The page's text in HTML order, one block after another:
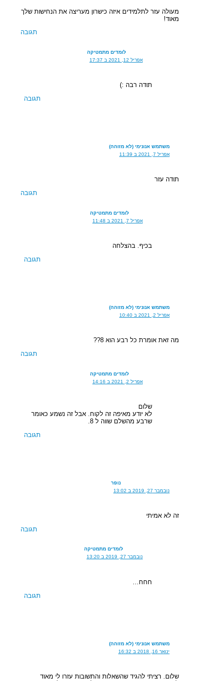
מעולה עזר לתלמידים איזה כישרון מעריצה את הנחישות שלך
מאוד!
תגובה
לומדים מתמטיקה
אפריל 12, 2021 ב 17:37
תודה רבה :)
תגובה
משתמש אנונימי (לא מזוהה)
אפריל 7, 2021 ב 11:39
תודה עזר
תגובה
לומדים מתמטיקה
אפריל 7, 2021 ב 11:48
בכיף. בהצלחה
תגובה
משתמש אנונימי (לא מזוהה)
אפריל 2, 2021 ב 10:40
מה זאת אומרת כל רבע הוא 8??
תגובה
לומדים מתמטיקה
אפריל 2, 2021 ב 14:16
שלום
לא יודע מאיפה זה לקוח. אבל זה נשמע כאומר
שרבע מהשלם שווה ל 8.
תגובה
נופר
נובמבר 27, 2019 ב 13:02
זה לא אמיתי
תגובה
לומדים מתמטיקה
נובמבר 27, 2019 ב 13:20
חחח…
תגובה
משתמש אנונימי (לא מזוהה)
ינואר 16, 2018 ב 16:32
שלום. רציתי להגיד שהשאלות והתשובות עזרו לי מאוד